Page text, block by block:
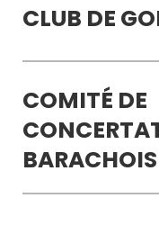
CLUB DE
COMITÉ DE